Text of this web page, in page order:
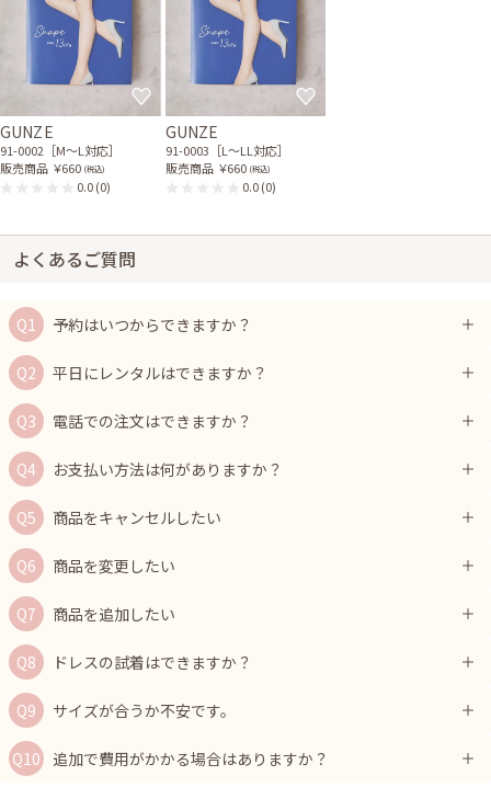
GUNZE
91-0002［M〜L対応］
販売商品 ￥660 (税込)
0.0(0)
GUNZE
91-0003［L〜LL対応］
販売商品 ￥660 (税込)
0.0(0)
よくあるご質問
予約はいつからできますか？
平日にレンタルはできますか？
電話での注文はできますか？
お支払い方法は何がありますか？
商品をキャンセルしたい
商品を変更したい
商品を追加したい
ドレスの試着はできますか？
サイズが合うか不安です。
追加で費用がかかる場合はありますか？